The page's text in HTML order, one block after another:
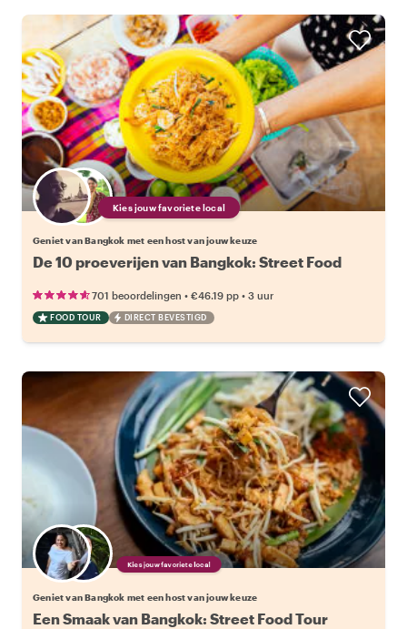
Kies jouw favoriete local
Geniet van Bangkok met een host van jouw keuze
De 10 proeverijen van Bangkok: Street Food
701 beoordelingen • €46.19 pp • 3 uur
FOOD TOUR DIRECT BEVESTIGD
Kies jouw favoriete local
Geniet van Bangkok met een host van jouw keuze
Een Smaak van Bangkok: Street Food Tour